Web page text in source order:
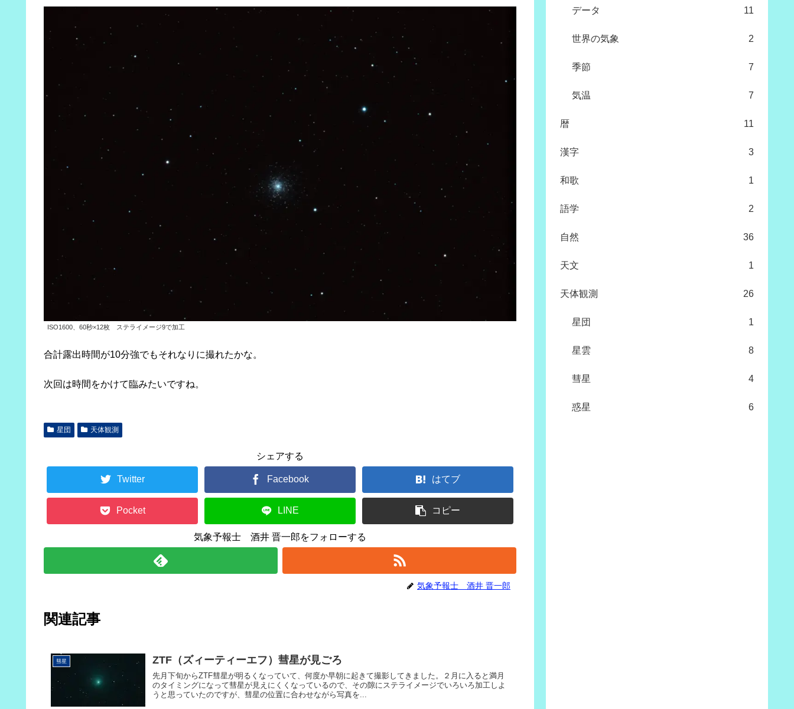
ISO1600、60秒×12枚 ステライメージ9で加工
合計露出時間が10分強でもそれなりに撮れたかな。
次回は時間をかけて臨みたいですね。
星団 天体観測
シェアする
Twitter Facebook はてブ
Pocket LINE コピー
気象予報士 酒井 晋一郎をフォローする
気象予報士 酒井 晋一郎
関連記事
彗星 ZTF（ズィーティーエフ）彗星が見ごろ
先月下旬からZTF彗星が明るくなっていて、何度か早朝に起きて撮影してきました。２月に入ると満月
のタイミングになって彗星が見えにくくなっているので、その隙にステライメージでいろいろ加工しよ
うと思っていたのですが、彗星の位置に合わせながら写真を...
データ 11
世界の気象 2
季節 7
気温 7
暦 11
漢字 3
和歌 1
語学 2
自然 36
天文 1
天体観測 26
星団 1
星雲 8
彗星 4
惑星 6